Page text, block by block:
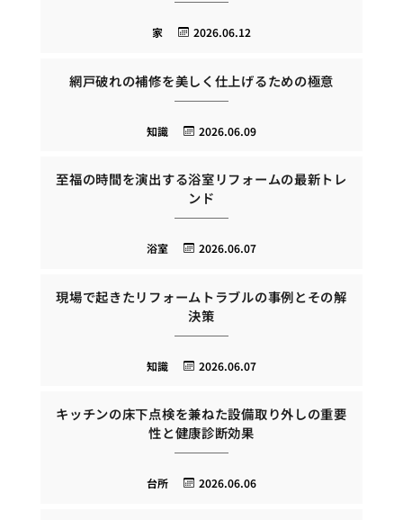
2026.06.12
家
網戸破れの補修を美しく仕上げるための極意
2026.06.09
知識
至福の時間を演出する浴室リフォームの最新トレ
ンド
2026.06.07
浴室
現場で起きたリフォームトラブルの事例とその解
決策
2026.06.07
知識
キッチンの床下点検を兼ねた設備取り外しの重要
性と健康診断効果
2026.06.06
台所